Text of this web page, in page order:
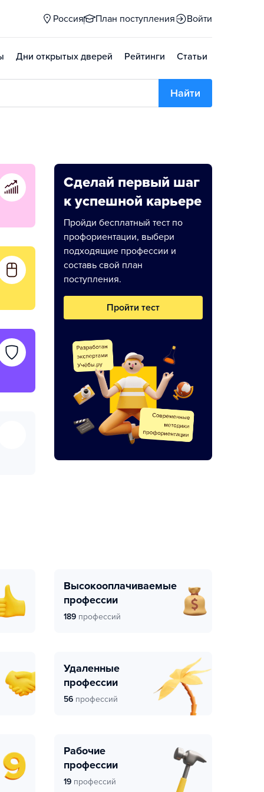
Россия План поступления Войти
Дни открытых дверей Рейтинги Статьи
Найти
Сделай первый шаг
к успешной карьере
Пройди бесплатный тест по
профориентации, выбери
подходящие профессии и
составь свой план
поступления.
Пройти тест
Высокооплачиваемые
профессии
189 профессий
Удаленные
профессии
56 профессий
Рабочие
профессии
19 профессий